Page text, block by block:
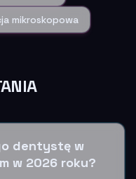
mikroskopowa
dentystę w
w 2026 roku?